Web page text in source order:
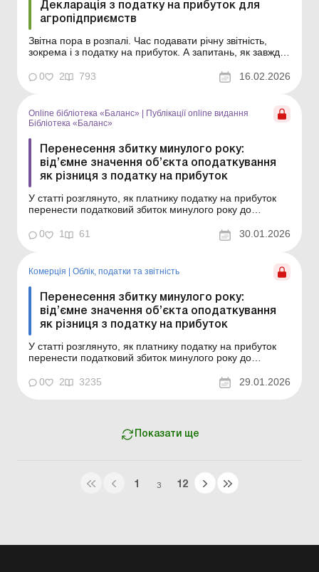
Декларація з податку на прибуток для
агропідприємств
Звітна пора в розпалі. Час подавати річну звітність,
зокрема і з податку на прибуток. А запитань, як завжди,
комплексно. Щоб ви легко впоралися із цим завданням
і не витрачали час на пошуки необхідної інформації,
0 2 793 16.02.2026
Online бібліотека «Баланс»
Публікації online видання
Бібліотека «Баланс»
Перенесення збитку минулого року:
від’ємне значення об’єкта оподаткування
як різниця з податку на прибуток
У статті розглянуто, як платнику податку на прибуток
перенести податковий збиток минулого року до
різницю щодо від’ємного значення об’єкта
оподаткування за минулий рік, яким має бути алгоритм
0 1 61 30.01.2026
Комерція | Облік, податки та звiтнiсть
Перенесення збитку минулого року:
від’ємне значення об’єкта оподаткування
як різниця з податку на прибуток
У статті розглянуто, як платнику податку на прибуток
перенести податковий збиток минулого року до
різницю щодо від’ємного значення об’єкта
оподаткування за минулий рік, яким має бути алгоритм
0 2 3235 29.01.2026
Показати ще
1 З 12